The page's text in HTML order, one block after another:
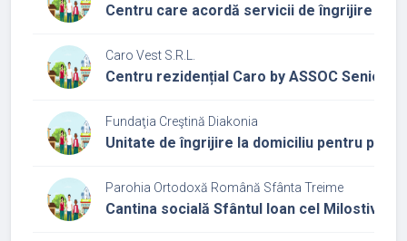
Centru care acordă servicii de îngrijire și
Caro Vest S.R.L.
Centru rezidențial Caro by ASSOC Senior
Fundaţia Creştină Diakonia
Unitate de îngrijire la domiciliu pentru
Parohia Ortodoxă Română Sfânta Treime
Cantina socială Sfântul Ioan cel Milostiv